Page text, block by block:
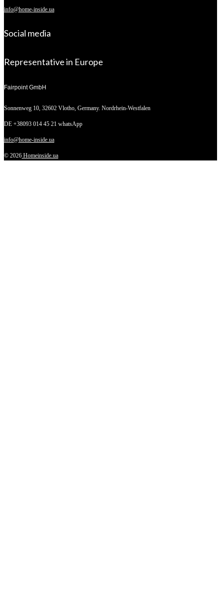
info@home-inside.ua
Social media
Representative in Europe
Fairpoint GmbH
Sonnenweg 10, 32602 Vlotho, Germany. Nordrhein-Westfalen
DE +38093 014 45 21 whatsApp
info@home-inside.ua
© 2026 Homeinside.ua